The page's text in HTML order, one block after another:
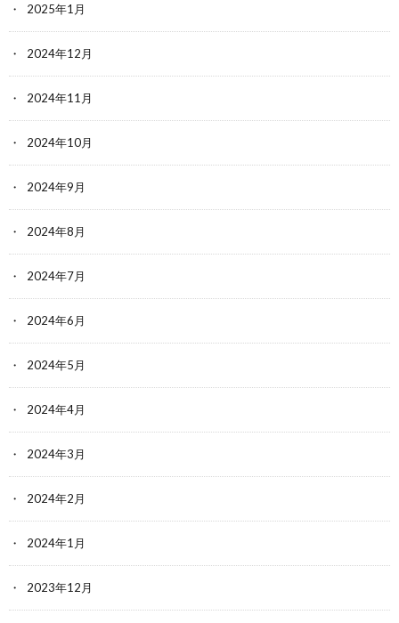
2025年1月
2024年12月
2024年11月
2024年10月
2024年9月
2024年8月
2024年7月
2024年6月
2024年5月
2024年4月
2024年3月
2024年2月
2024年1月
2023年12月